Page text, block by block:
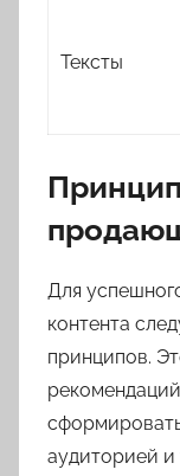
Тексты
Для
контента
принципов.
аудиторией и